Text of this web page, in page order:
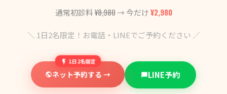
通常初診料¥8,980→ 今だけ¥2,980
＼ 1日2名限定！お電話・LINEでご予約ください ／
1日2名限定
ネット予約する → LINE予約